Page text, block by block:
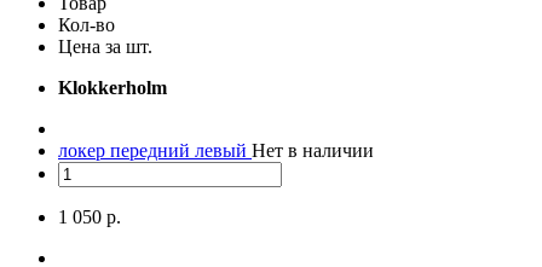
Кол-во
Цена за шт.
Klokkerholm
локер передний левый Нет в наличии
1 050 р.